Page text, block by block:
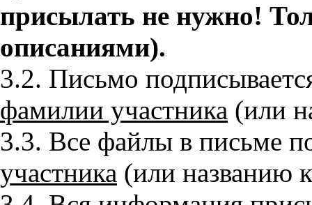
присылать не нужно!
описаниями).
3.2. Письмо
фамилии участника (или
3.3. Все файлы в письме
участника (или названию